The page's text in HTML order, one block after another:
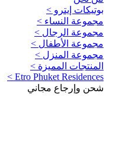
بوتيكات إيترو >
مجموعة النساء >
مجموعة الرجال >
مجموعة الأطفال >
مجموعة المنزل >
المنتجات المميزة >
Etro Phuket Residences >
شحن وإرجاع مجاني